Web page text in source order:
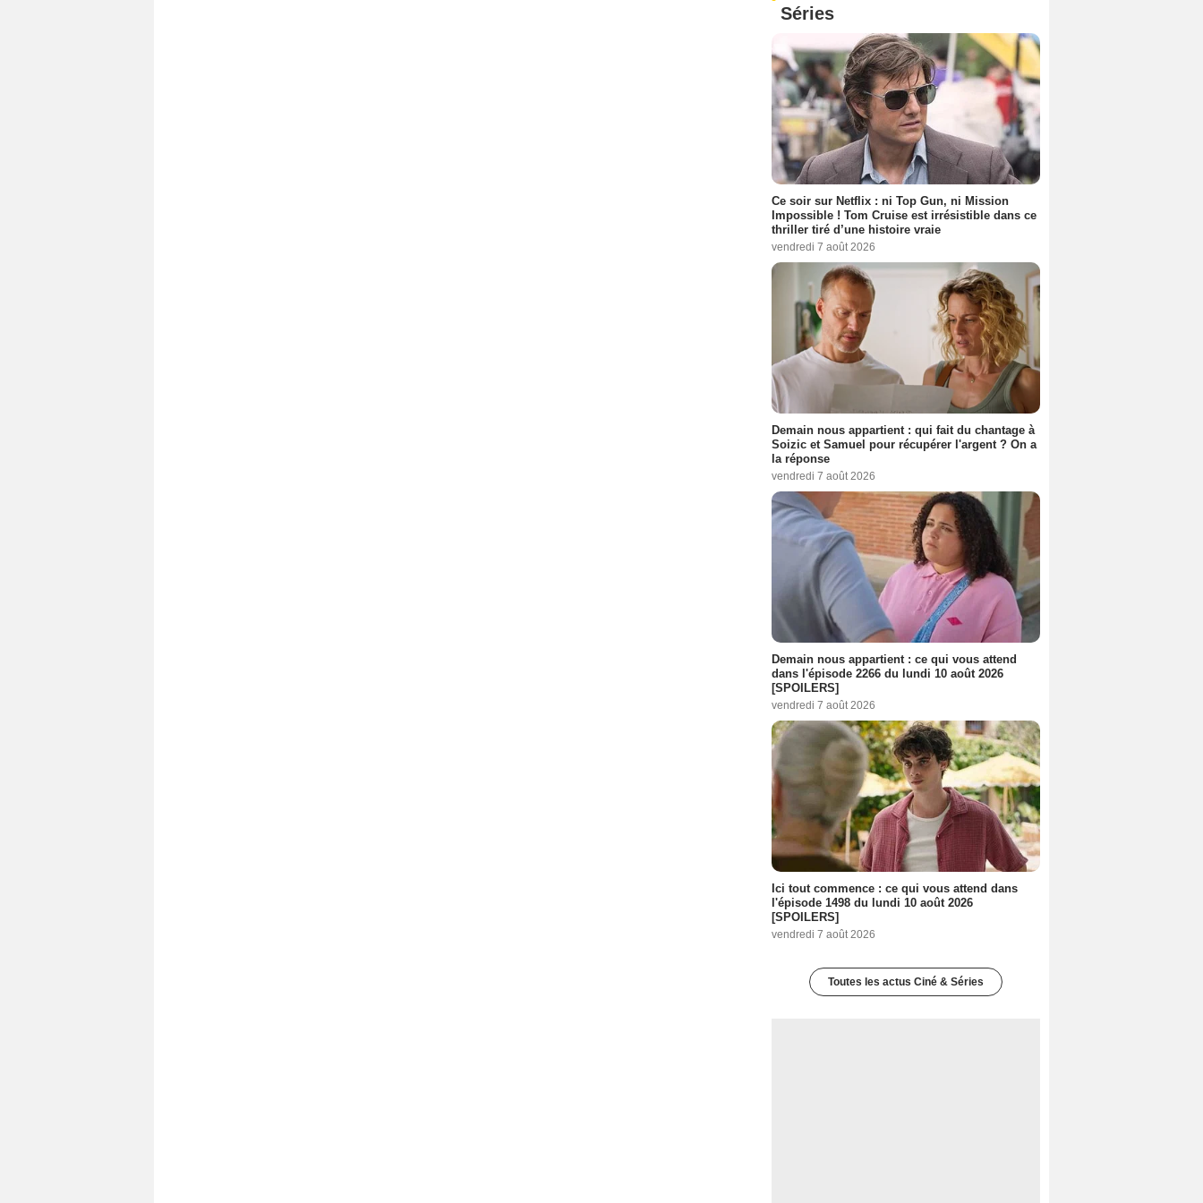
Séries
Ce soir sur Netflix : ni Top Gun, ni Mission
Impossible ! Tom Cruise est irrésistible dans ce
thriller tiré d’une histoire vraie
vendredi 7 août 2026
Demain nous appartient : qui fait du chantage à
Soizic et Samuel pour récupérer l'argent ? On a
la réponse
vendredi 7 août 2026
Demain nous appartient : ce qui vous attend
dans l'épisode 2266 du lundi 10 août 2026
[SPOILERS]
vendredi 7 août 2026
Ici tout commence : ce qui vous attend dans
l'épisode 1498 du lundi 10 août 2026
[SPOILERS]
vendredi 7 août 2026
Toutes les actus Ciné & Séries